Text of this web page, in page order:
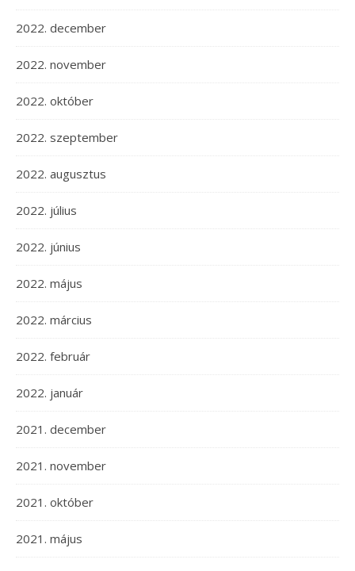
2022. december
2022. november
2022. október
2022. szeptember
2022. augusztus
2022. július
2022. június
2022. május
2022. március
2022. február
2022. január
2021. december
2021. november
2021. október
2021. május